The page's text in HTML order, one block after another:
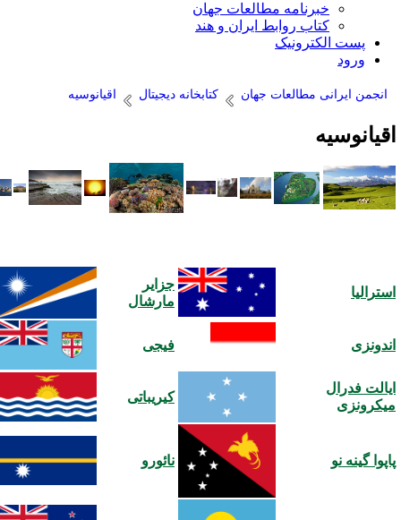
خبرنامه مطالعات جهان
کتاب روابط ایران و هند
پست الکترونیک
ورود
انجمن ایرانی مطالعات جهان کتابخانه دیجیتال اقیانوسیه
جزایر
مارشال
فیجی
فدرال
کیریباتی
گینه نو نائورو